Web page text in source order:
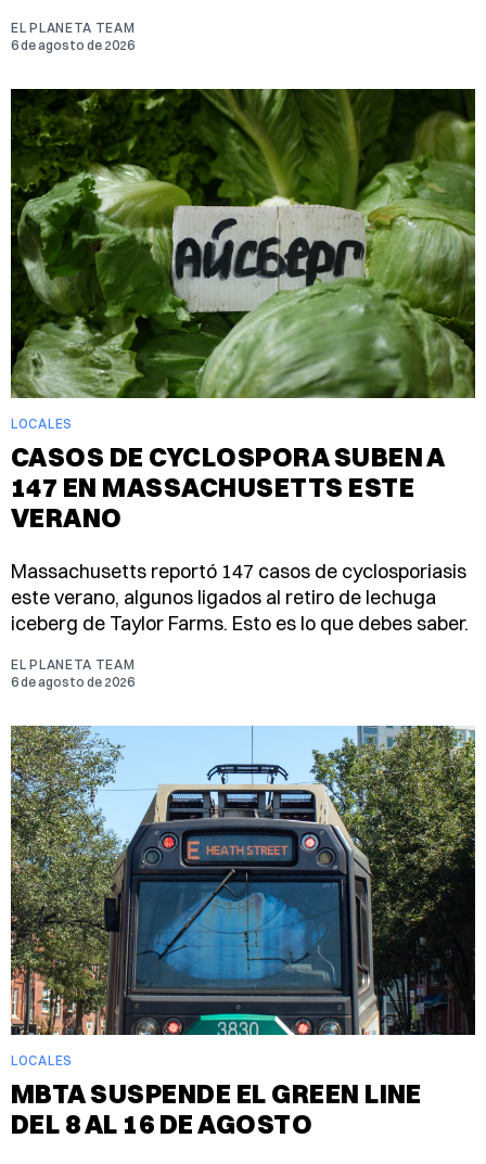
EL PLANETA TEAM
6 de agosto de 2026
LOCALES
CASOS DE CYCLOSPORA SUBEN A
147 EN MASSACHUSETTS ESTE
VERANO
Massachusetts reportó 147 casos de cyclosporiasis
este verano, algunos ligados al retiro de lechuga
iceberg de Taylor Farms. Esto es lo que debes saber.
EL PLANETA TEAM
6 de agosto de 2026
LOCALES
MBTA SUSPENDE EL GREEN LINE
DEL 8 AL 16 DE AGOSTO